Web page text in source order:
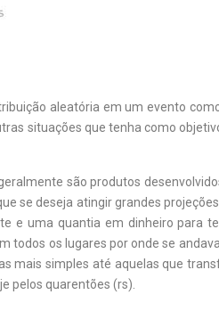
aleatória em um evento
situações que tenha como
são produtos
se deseja atingir grandes
e uma quantia em dinheiro para
todos os lugares por onde se
mais simples até aquelas que
pelos quarentões (rs).